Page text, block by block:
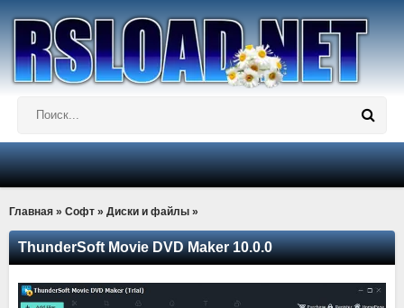
Главная » Софт » Диски и файлы »
ThunderSoft Movie DVD Maker 10.0.0